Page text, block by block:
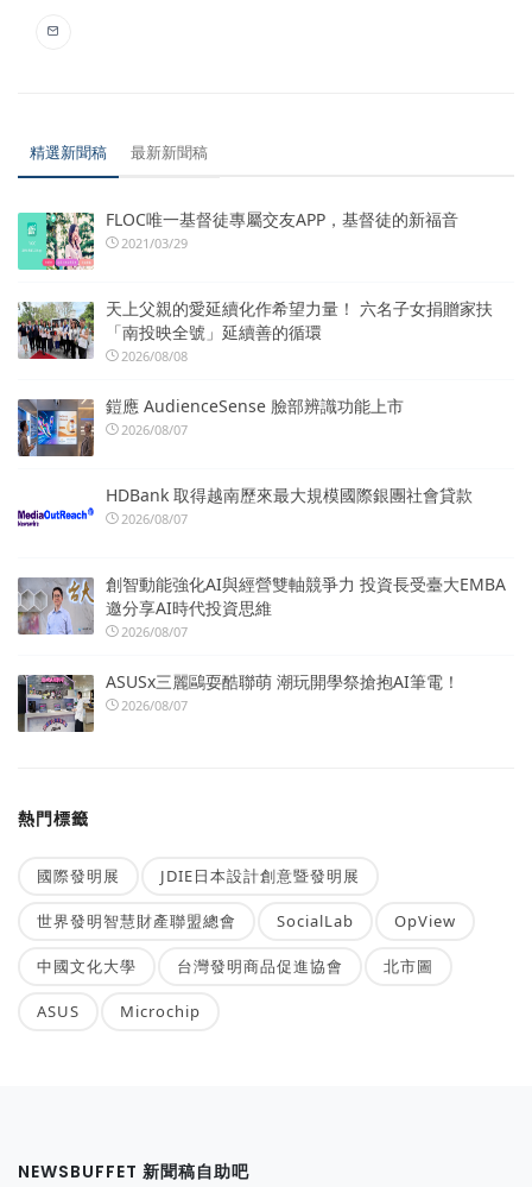
精選新聞稿 最新新聞稿
FLOC唯一基督徒專屬交友APP，基督徒的新福音
2021/03/29
天上父親的愛延續化作希望力量！ 六名子女捐贈家扶
「南投映全號」延續善的循環
2026/08/08
鎧應 AudienceSense 臉部辨識功能上市
2026/08/07
HDBank 取得越南歷來最大規模國際銀團社會貸款
2026/08/07
創智動能強化AI與經營雙軸競爭力 投資長受臺大EMBA
邀分享AI時代投資思維
2026/08/07
ASUSx三麗鷗耍酷聯萌 潮玩開學祭搶抱AI筆電！
2026/08/07
熱門標籤
國際發明展 JDIE日本設計創意暨發明展
世界發明智慧財產聯盟總會 SocialLab OpView
中國文化大學 台灣發明商品促進協會 北市圖
ASUS Microchip
NEWSBUFFET 新聞稿自助吧